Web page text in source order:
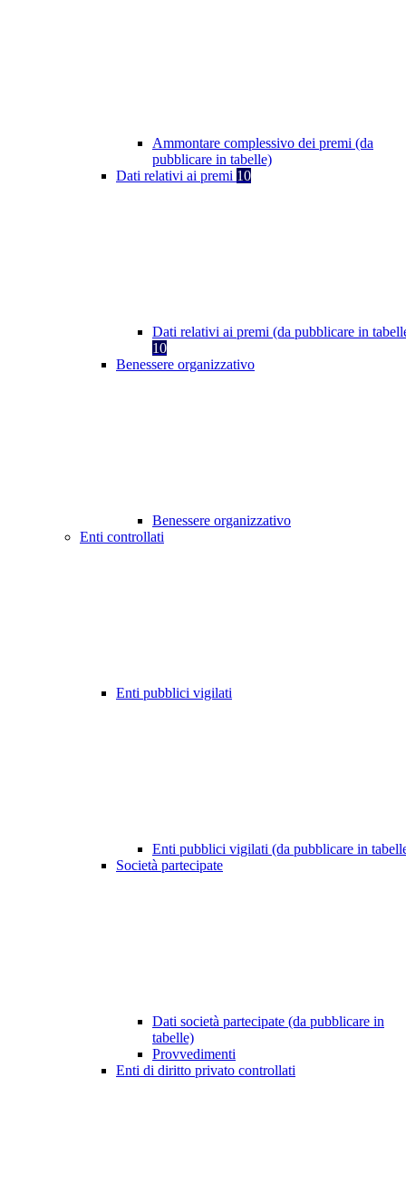
Ammontare complessivo dei premi (da
pubblicare in tabelle)
Dati relativi ai premi 10
Dati relativi ai premi (da pubblicare in
10
Benessere organizzativo
Benessere organizzativo
Enti controllati
Enti pubblici vigilati
Enti pubblici vigilati (da pubblicare in
Società partecipate
Dati società partecipate (da pubblicare in
tabelle)
Provvedimenti
Enti di diritto privato controllati